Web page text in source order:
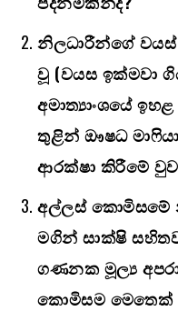
නිලධාරීන්ගේ වයස්
වූ (වයස ඉක්මවා
අමාත්‍යාංශයේ
තුළින් ඖෂධ
ආරක්ෂා කිරීමේ
අල්ලස් කොමිසමේ
මගින් සාක්ෂි
ගණනක මූල්‍ය
කොමිසම මෙතෙක්